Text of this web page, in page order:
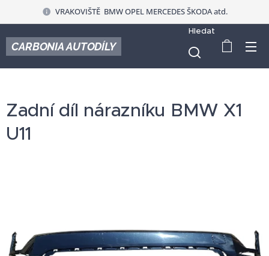
VRAKOVIŠTĚ BMW OPEL MERCEDES ŠKODA atd.
CARBONIA AUTODÍLY
Hledat
Zadní díl nárazníku BMW X1
U11